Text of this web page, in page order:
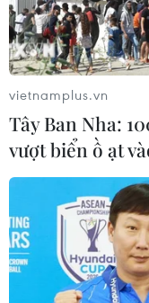
vietnamplus.vn
Tây Ban Nha:
vượt biển ồ ạt